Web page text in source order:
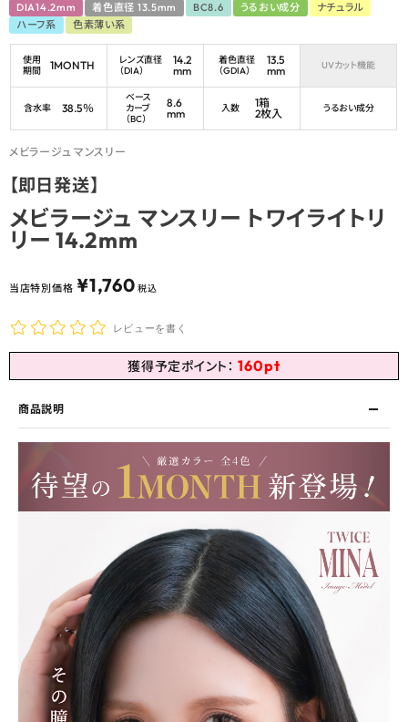
DIA14.2mm
着色直径 13.5mm BC8.6 うるおい成分
ナチュラル
ハーフ系
色素薄い系
使用
期間
1MONTH
レンズ直径
（DIA）
14.2
mm
着色直径
（GDIA）
13.5
mm
UVカット機能
含水率 38.5％
ベース
カーブ
（BC）
8.6
mm
入数
1箱
2枚入
うるおい成分
メビラージュ マンスリー
【即日発送】
メビラージュ マンスリー トワイライトリ
リー 14.2mm
当店特別価格 ¥1,760 税込
レビューを書く
獲得予定ポイント： 160pt
商品説明